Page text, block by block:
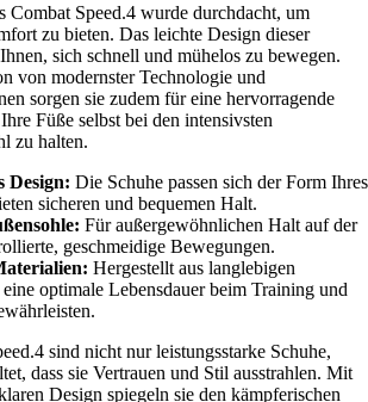
Combat Speed.4 wurde durchdacht, um
zu bieten. Das leichte Design dieser
sich schnell und mühelos zu bewegen.
von modernster Technologie und
sorgen sie zudem für eine hervorragende
Füße selbst bei den intensivsten
zu halten.
Design: Die Schuhe passen sich der Form Ihres
sicheren und bequemen Halt.
Für außergewöhnlichen Halt auf der
geschmeidige Bewegungen.
Hergestellt aus langlebigen
optimale Lebensdauer beim Training und
sind nicht nur leistungsstarke Schuhe,
dass sie Vertrauen und Stil ausstrahlen. Mit
Design spiegeln sie den kämpferischen